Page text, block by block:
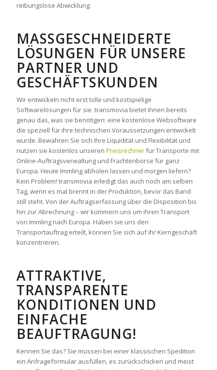
reibungslose Abwicklung.
MASSGESCHNEIDERTE L
ÖSUNGEN FÜR UNSERE P
ARTNER UND G
ESCHÄFTSKUNDEN
Wir entwickeln nicht erst tolle und kostspielige
Softwarelösungen für sie. transmovia bietet ihnen bereits
genau das, was sie benötigen: eine kostenlose Websoftware
die speziell für ihre technischen Voraussetzungen entwickelt
wurde. Bewahren Sie sich Ihre Liquidität und Flexibilität und
nutzen sie kostenlos unseren Preisrechnerfür Transporte mit
Online-Auftragsverwaltung und Frachtenbörse für ganz
Europa. Heute Immling abholen lassen und morgen liefern?
Kein Problem! transmovia erledigt das auch noch am selben
Tag, wenn es mal brennt in der Produktion, bevor das Band
still steht. Von der Auftragserfassung über die Disposition bis
hin zur Abrechnung – wir kümmern uns um ihren Transport
von Immling nach Europa. Haben sie uns den
Transportauftrag erteilt, können Sie sich auf ihr Kerngeschäft
konzentrieren.
ATTRAKTIVE,
TRANSPARENTE
KONDITIONEN UND
EINFACHE
BEAUFTRAGUNG!
Kennen Sie das? Sie müssen bei einer klassischen Spedition
ein Anfrageformular ausfüllen, es zurückschicken und meist